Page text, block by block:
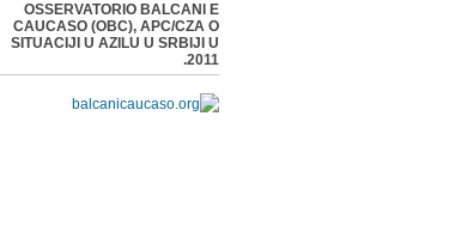
OSSERVATORIO BALCANI E
CAUCASO (OBC), APC/CZA O
SITUACIJI U AZILU U SRBIJI U
2011.